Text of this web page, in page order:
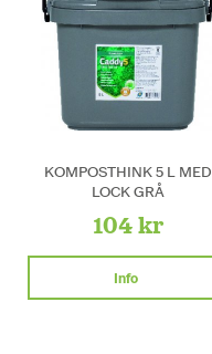
KOMPOSTHINK 5 L MED
LOCK GRÅ
104 kr
Info